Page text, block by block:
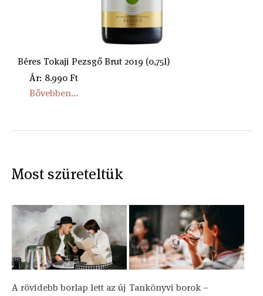
Béres Tokaji Pezsgő Brut 2019 (0,75l)
Ár: 8.990 Ft
Bővebben...
Most szüreteltük
A rövidebb borlap lett az új Tankönyvi borok –